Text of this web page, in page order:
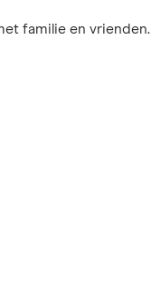
familie en vrienden.